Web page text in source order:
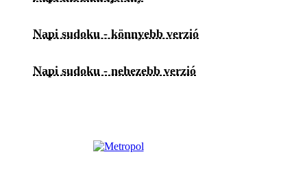
Napi sudoku - könnyebb verzió
Napi sudoku - nehezebb verzió